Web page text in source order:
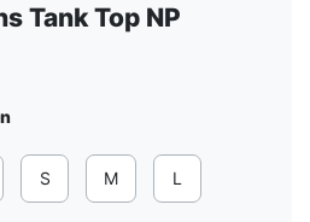
Tank Top NP
S M L